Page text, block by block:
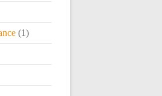
(1)